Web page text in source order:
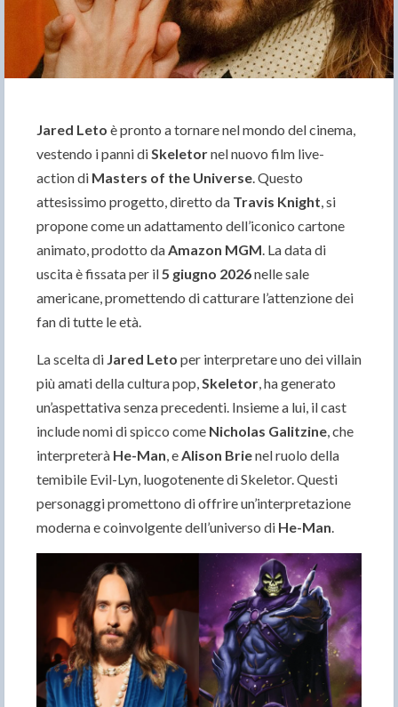
Jared Leto è pronto a tornare nel mondo del cinema,
vestendo i panni diSkeletornel nuovo film live-
action di Masters of the Universe. Questo
attesissimo progetto, diretto da Travis Knight, si
propone come un adattamento dell’iconico cartone
animato, prodotto daAmazon MGM. La data di
uscita è fissata per il5 giugno 2026nelle sale
americane, promettendo di catturare l’attenzione dei
fan di tutte le età.
La scelta di Jared Leto per interpretare uno dei villain
più amati della cultura pop,Skeletor, ha generato
un’aspettativa senza precedenti. Insieme a lui, il cast
include nomi di spicco come Nicholas Galitzine, che
interpreterà He-Man, eAlison Brienel ruolo della
temibile Evil-Lyn, luogotenente di Skeletor. Questi
personaggi promettono di offrire un’interpretazione
moderna e coinvolgente dell’universo di He-Man.